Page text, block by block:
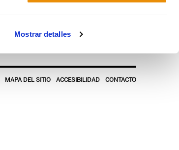
Mostrar detalles
MAPA DEL SITIO ACCESIBILIDAD CONTACTO